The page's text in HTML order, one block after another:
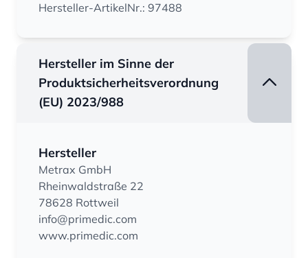
Hersteller-ArtikelNr.: 97488
Hersteller im Sinne der
Produktsicherheitsverordnung
(EU) 2023/988
Hersteller
Metrax GmbH
Rheinwaldstraße 22
78628 Rottweil
info@primedic.com
www.primedic.com